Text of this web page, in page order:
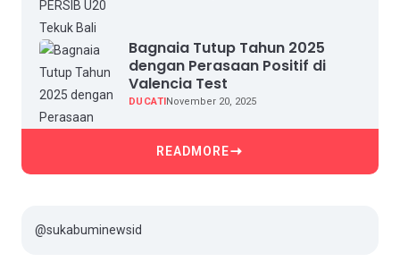
Bagnaia Tutup Tahun 2025
dengan Perasaan Positif di
Valencia Test
DUCATINovember 20, 2025
READMORE
@sukabuminewsid